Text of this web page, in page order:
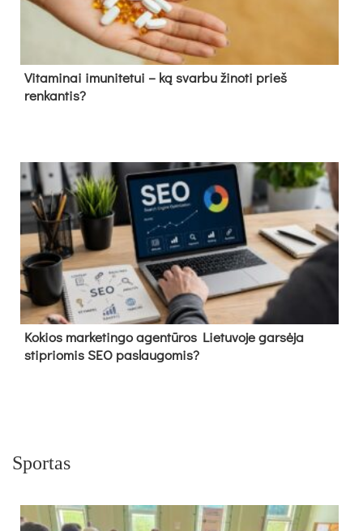
Vitaminai imunitetui – ką svarbu žinoti prieš
renkantis?
Kokios marketingo agentūros Lietuvoje garsėja
stipriomis SEO paslaugomis?
Sportas